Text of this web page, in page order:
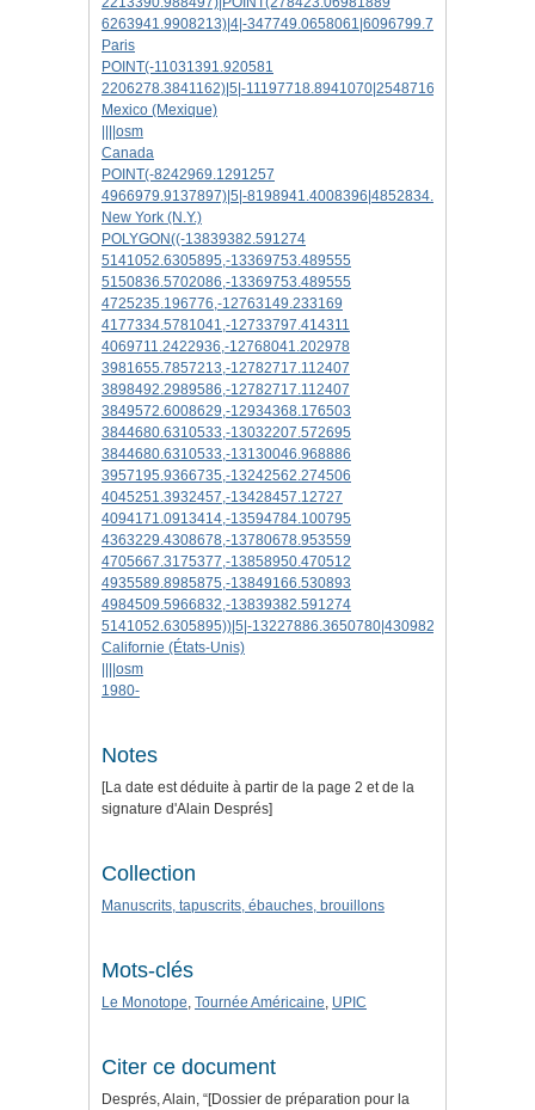
6263941.9908213)|4|-347749.0658061|6096799.7387580|osm
Paris
POINT(-11031391.920581
2206278.3841162)|5|-11197718.8941070|2548716.2707861|osm
Mexico (Mexique)
||||osm
Canada
POINT(-8242969.1291257
4966979.9137897)|5|-8198941.4008396|4852834.0510938|osm
New York (N.Y.)
POLYGON((-13839382.591274
5141052.6305895,-13369753.489555
5150836.5702086,-13369753.489555
4725235.196776,-12763149.233169
4177334.5781041,-12733797.414311
4069711.2422936,-12768041.202978
3981655.7857213,-12782717.112407
3898492.2989586,-12782717.112407
3849572.6008629,-12934368.176503
3844680.6310533,-13032207.572695
3844680.6310533,-13130046.968886
3957195.9366735,-13242562.274506
4045251.3932457,-13428457.12727
4094171.0913414,-13594784.100795
4363229.4308678,-13780678.953559
4705667.3175377,-13858950.470512
4935589.8985875,-13849166.530893
4984509.5966832,-13839382.591274
5141052.6305895))|5|-13227886.3650780|4309825.4022314|osm
Californie (États-Unis)
||||osm
1980-
Notes
[La date est déduite à partir de la page 2 et de la
signature d'Alain Després]
Collection
Manuscrits, tapuscrits, ébauches, brouillons
Mots-clés
Le Monotope, Tournée Américaine, UPIC
Citer ce document
Després, Alain, “[Dossier de préparation pour la